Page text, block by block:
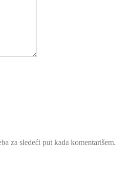
za sledeći put kada komentarišem.